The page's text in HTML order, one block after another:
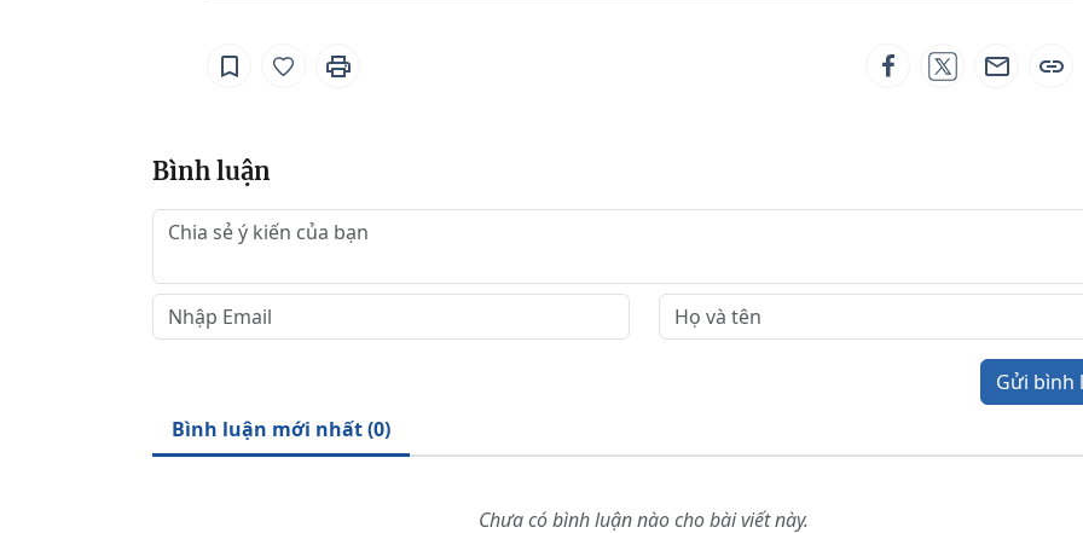
Bình luận
Gửi bình
Bình luận mới nhất (0)
Chưa có bình luận nào cho bài viết này.